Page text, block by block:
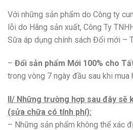
Với những sản phẩm do Công ty
lỗi do Hãng sản xuất, Công Ty
Sữa áp dụng chính sách Đổi mới –
– Đổi sản phẩm Mới 100% cho
trong vòng 7 ngày đầu sau khi mua
II/ Những trường hợp sau đây sẽ
(sửa chữa có tính phí):
– Những sản phẩm không thể xác